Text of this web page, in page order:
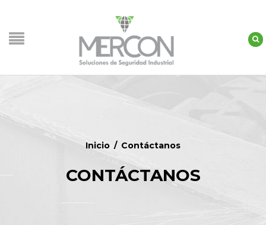
Inicio / Contáctanos
CONTÁCTANOS